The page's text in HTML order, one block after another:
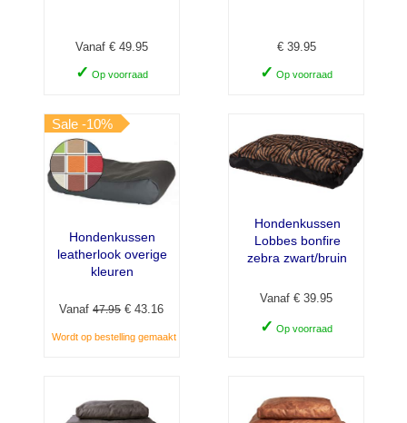
Vanaf € 49.95
✓ Op voorraad
€ 39.95
✓ Op voorraad
Sale -10%
Hondenkussen
leatherlook overige
kleuren
Vanaf47.95€ 43.16
Wordt op bestelling gemaakt
Hondenkussen
Lobbes bonfire
zebra zwart/bruin
Vanaf € 39.95
✓ Op voorraad